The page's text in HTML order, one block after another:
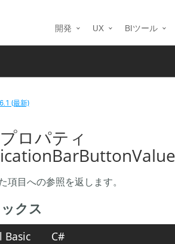
開発 UX BIツール
(最新)
ロパティ
項目への参照を返します。
クス
Basic C#